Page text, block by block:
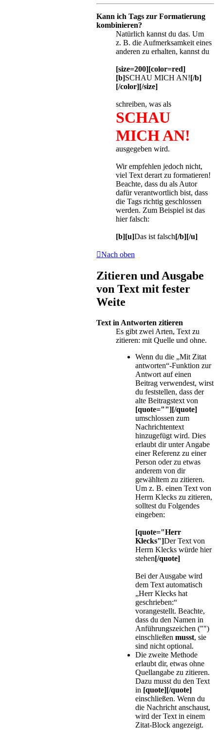
Kann ich Tags zur Formatierung
kombinieren?
Natürlich kannst du das. Um
z. B. die Aufmerksamkeit eines
anderen zu erhalten, kannst du
[size=200][color=red]
[b]SCHAU MICH AN![/b]
[/color][/size]
schreiben, was als
SCHAU
MICH AN!
ausgegeben wird.
Wir empfehlen jedoch nicht,
viel Text derart zu formatieren!
Beachte, dass du als Autor
dafür verantwortlich bist, dass
die Tags richtig geschlossen
werden. Zum Beispiel ist das
hier falsch:
[b][u]Das ist falsch[/b][/u]
Nach oben
Zitieren und Ausgabe
von Text mit fester
Weite
Text in Antworten zitieren
Es gibt zwei Arten, Text zu
zitieren: mit Quelle und ohne.
Wenn du die „Mit Zitat
antworten“-Funktion zur
Antwort auf einen
Beitrag verwendest, wirst
du feststellen, dass der
alte Beitragstext von
[quote=""][/quote]
umschlossen zum
Nachrichtentext
hinzugefügt wird. Dies
erlaubt dir unter Angabe
einer Referenz zu einer
Person oder zu etwas
anderem von dir
gewähltem zu zitieren.
Um z. B. einen Text von
Herrn Klecks zu zitieren,
solltest du Folgendes
eingeben:
[quote="Herr
Klecks"]Der Text von
Herrn Klecks würde hier
stehen[/quote]
Bei der Ausgabe wird
dem Text automatisch
„Herr Klecks hat
geschrieben:“
vorangestellt. Beachte,
dass du den Namen in
Anführungszeichen ("")
einschließen musst, sie
sind nicht optional.
Die zweite Methode
erlaubt dir, etwas ohne
Quellangabe zu zitieren.
Dazu musst du den Text
in [quote][/quote]
einschließen. Wenn du
die Nachricht anschaust,
wird der Text in einem
Zitat-Block angezeigt.